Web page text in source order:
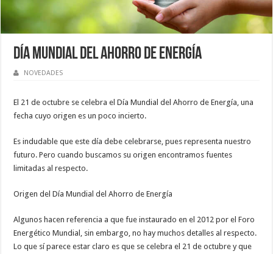
Día Mundial del Ahorro de Energía
NOVEDADES
El 21 de octubre se celebra el Día Mundial del Ahorro de Energía, una
fecha cuyo origen es un poco incierto.
Es indudable que este día debe celebrarse, pues representa nuestro
futuro. Pero cuando buscamos su origen encontramos fuentes
limitadas al respecto.
Origen del Día Mundial del Ahorro de Energía
Algunos hacen referencia a que fue instaurado en el 2012 por el Foro
Energético Mundial, sin embargo, no hay muchos detalles al respecto.
Lo que sí parece estar claro es que se celebra el 21 de octubre y que